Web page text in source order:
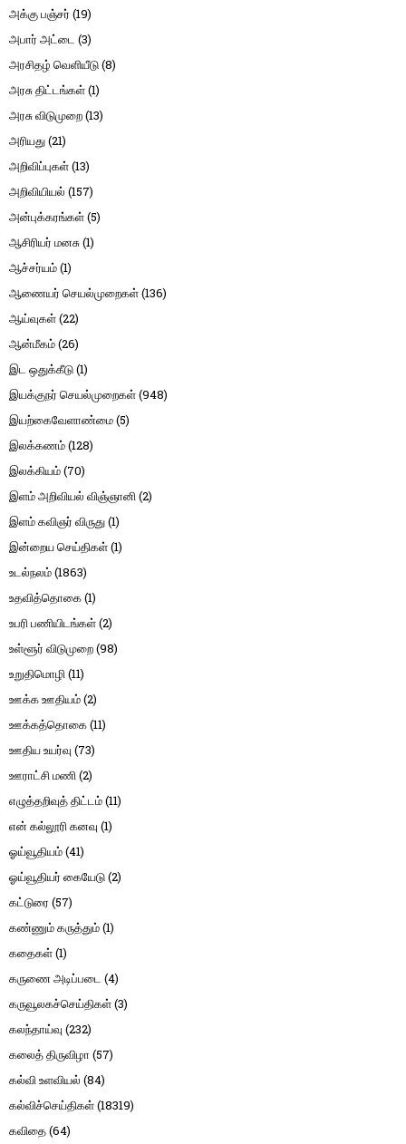
அக்கு பஞ்சர் (19)
அபார் அட்டை (3)
அரசிதழ் வெளியீடு(8)
அரசு திட்டங்கள்(1)
அரசு விடுமுறை(13)
அரியது(21)
அறிவிப்புகள்(13)
அறிவியியல் (157)
அன்புக்கரங்கள்(5)
ஆசிரியர் மனசு(1)
ஆச்சர்யம்(1)
ஆணையர் செயல்முறைகள்(136)
ஆய்வுகள்(22)
ஆன்மீகம்(26)
இட ஒதுக்கீடு(1)
இயக்குநர் செயல்முறைகள்(948)
இயற்கைவேளாண்மை(5)
இலக்கணம்(128)
இலக்கியம்(70)
இளம் அறிவியல் விஞ்ஞானி(2)
இளம் கவிஞர் விருது(1)
இன்றைய செய்திகள்(1)
உடல்நலம்(1863)
உதவித்தொகை(1)
உபரி பணியிடங்கள்(2)
உள்ளூர் விடுமுறை(98)
உறுதிமொழி(11)
ஊக்க ஊதியம்(2)
ஊக்கத்தொகை(11)
ஊதிய உயர்வு (73)
ஊராட்சி மணி(2)
எழுத்தறிவுத் திட்டம்(11)
என் கல்லூரி கனவு (1)
ஓய்வூதியம்(41)
ஓய்வூதியர் கையேடு(2)
கட்டுரை (57)
கண்ணும் கருத்தும்(1)
கதைகள்(1)
கருணை அடிப்படை (4)
கருவூலகச்செய்திகள்(3)
கலந்தாய்வு (232)
கலைத் திருவிழா (57)
கல்வி உளவியல் (84)
கல்விச்செய்திகள்(18319)
கவிதை(64)